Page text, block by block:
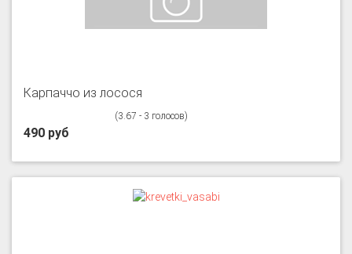
Карпаччо из лосося
(3.67 - 3 голосов)
490 руб